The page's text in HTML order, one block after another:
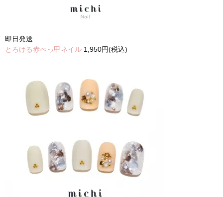
即日発送
とろける赤べっ甲ネイル 1,950円(税込)